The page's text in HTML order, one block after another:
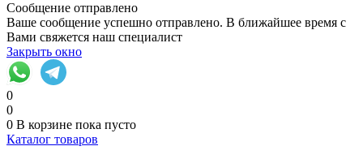
Сообщение отправлено
Ваше сообщение успешно отправлено. В ближайшее время с
Вами свяжется наш специалист
Закрыть окно
0
0
0 В корзине пока пусто
Каталог товаров